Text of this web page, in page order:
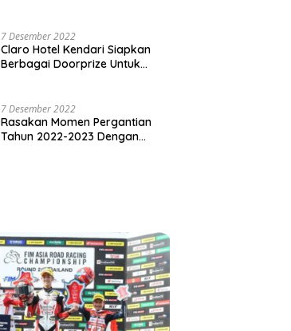
7 Desember 2022
Claro Hotel Kendari Siapkan
Berbagai Doorprize Untuk
7 Desember 2022
Rasakan Momen Pergantian
Tahun 2022-2023 Dengan